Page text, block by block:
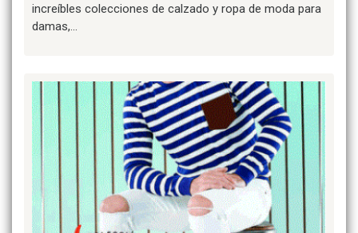
increíbles colecciones de calzado y ropa de moda para
damas,…